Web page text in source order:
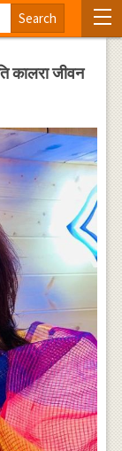
जीवन